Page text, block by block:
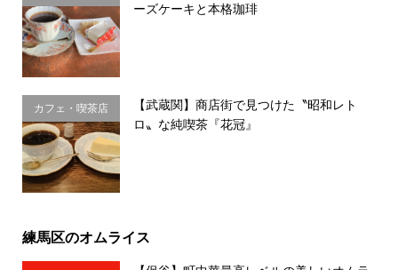
ーズケーキと本格珈琲
カフェ・喫茶店
【武蔵関】商店街で見つけた〝昭和レト
ロ〟な純喫茶『花冠』
練馬区のオムライス